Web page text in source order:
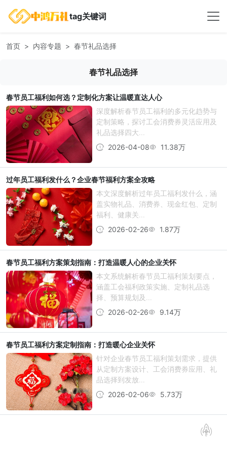
tag关键词
首页 内容专题 春节礼品选择
春节礼品选择
春节员工福利如何选？定制化方案让温暖直达人心
深度解析春节员工福利的多元化趋势与
定制策略，探讨工会消费券灵活应用及
礼品选择四大...
2026-04-08
11.38万
过年员工福利发什么？企业春节福利方案全攻略
本文深度解析过年员工福利发什么，涵
盖实物礼品、消费券、现金红包、定制
福利、健康关...
2026-02-26
1.87万
春节员工福利方案策划指南：打造温暖人心的企业关怀
本文系统解析春节员工福利策划要点，
涵盖工会福利政策实施、定制礼品选
择、预算规划及...
2026-02-26
9.14万
春节员工福利方案定制指南：打造暖心企业关怀
针对企业春节员工福利策划需求，提供
从定制方案设计、工会消费券应用、礼
品选择到发放...
2026-02-06
5.73万